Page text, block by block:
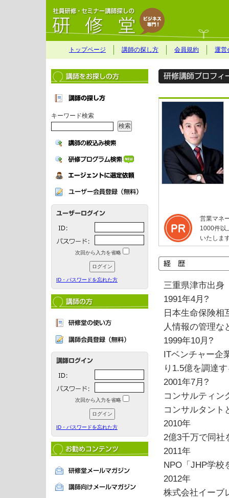
トップページ 講師の探し方 会員規約 運営
キーワード検索
次回から入力を省略
ID・パスワードを忘れた方
次回から入力を省略
ID・パスワードを忘れた方
営業マネ
1000件以
いたしま
三重県津市出身
1991年4月?
日本生命保険相
人情報の管理な
1999年10月?
ITベンチャー企
り1.5億を調達
2001年7月?
コンサルティン
コンサルタント
2010年
2億3千万で同社
2011年
NPO「JHP学校
2012年
株式会社イーブ